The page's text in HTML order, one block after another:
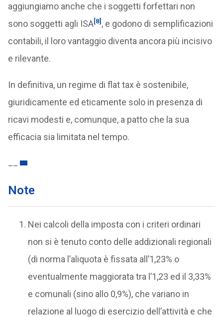
aggiungiamo anche che i soggetti forfettari non
sono soggetti agli ISA[8] , e godono di semplificazioni
contabili, il loro vantaggio diventa ancora più incisivo
e rilevante.
In definitiva, un regime di flat tax è sostenibile,
giuridicamente ed eticamente solo in presenza di
ricavi modesti e, comunque, a patto che la sua
efficacia sia limitata nel tempo.
Note
Nei calcoli della imposta con i criteri ordinari
non si è tenuto conto delle addizionali regionali
(di norma l’aliquota è fissata all’1,23% o
eventualmente maggiorata tra l’1,23 ed il 3,33%
e comunali (sino allo 0,9%), che variano in
relazione al luogo di esercizio dell’attività e che